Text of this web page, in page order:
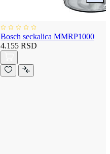
Bosch seckalica MMRP1000
4.155 RSD